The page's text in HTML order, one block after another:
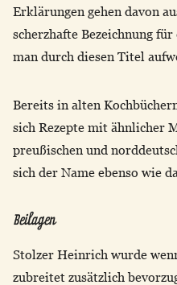
Erklärungen gehen davon
scherzhafte Bezeichnung
man durch diesen Titel
Bereits in alten
sich Rezepte mit ähnlicher
preußischen und
sich der Name ebenso wie
Beilagen
Stolzer Heinrich wurde
zubreitet zusätzlich